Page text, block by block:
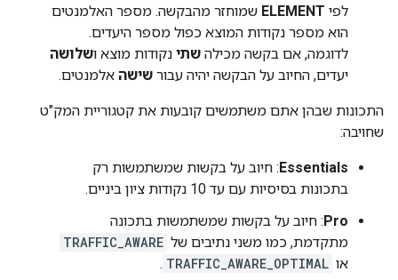
לפי ELEMENT שמוחזר מהבקשה. מספר האלמנטים
הוא מספר נקודות המוצא כפול מספר היעדים.
לדוגמה, אם בקשה מכילה שתי נקודות מוצא ושלושה
יעדים, החיוב על הבקשה יהיה עבור שישה אלמנטים.
התכונות שבהן אתם משתמשים קובעות את קטגוריית המק"ט
שחויבה:
Essentials : חיוב על בקשות שמשתמשות רק
בתכונות בסיסיות עם עד 10 נקודות ציון ביניים.
Pro : חיוב על בקשות שמשתמשות בתכונה
מתקדמת, כמו משני נתיבים של TRAFFIC_AWARE
או TRAFFIC_AWARE_OPTIMAL
.